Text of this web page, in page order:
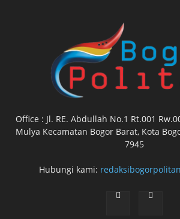
Office : Jl. RE. Abdullah No.1 Rt.001
Mulya Kecamatan Bogor Barat, Kota
7945
Hubungi kami: